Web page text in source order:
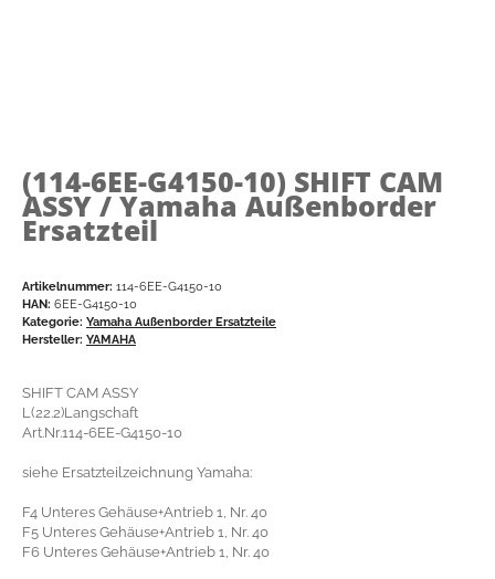
(114-6EE-G4150-10) SHIFT CAM
ASSY / Yamaha Außenborder
Ersatzteil
Artikelnummer: 114-6EE-G4150-10
HAN: 6EE-G4150-10
Kategorie: Yamaha Außenborder Ersatzteile
Hersteller: YAMAHA
SHIFT CAM ASSY
L(22.2)Langschaft
Art.Nr.114-6EE-G4150-10
siehe Ersatzteilzeichnung Yamaha:
F4 Unteres Gehäuse+Antrieb 1, Nr. 40
F5 Unteres Gehäuse+Antrieb 1, Nr. 40
F6 Unteres Gehäuse+Antrieb 1, Nr. 40